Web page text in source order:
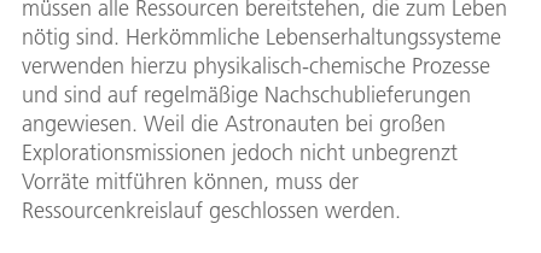
müssen alle Ressourcen bereitstehen, die zum Leben
nötig sind. Herkömmliche Lebenserhaltungssysteme
verwenden hierzu physikalisch-chemische Prozesse
und sind auf regelmäßige Nachschublieferungen
angewiesen. Weil die Astronauten bei großen
Explorationsmissionen jedoch nicht unbegrenzt
Vorräte mitführen können, muss der
Ressourcenkreislauf geschlossen werden.